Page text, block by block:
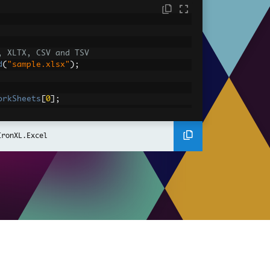
CSV and TSV
( "sample.xlsx" );
0];
value